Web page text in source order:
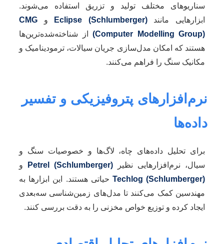
سناریوهای مختلف تولید و تزریق استفاده می‌شوند.
ابزارهایی مانندEclipse (Schlumberger) و CMG
(Computer Modelling Group) از شناخته‌شده‌ترین‌ها
هستند که امکان مدل‌سازی جریان سیالات، ترمودینامیک و
مکانیک سنگ را فراهم می‌کنند.
نرم‌افزارهای پتروفیزیکی و تفسیر
داده‌ها
برای تحلیل داده‌های چاه، لاگ‌ها و خصوصیات سنگ و
سیال، نرم‌افزارهایی نظیر Petrel (Schlumberger)
و
Techlog (Schlumberger) حیاتی هستند. این ابزارها به
مهندسین کمک می‌کنند تا مدل‌های زمین‌شناسی سه‌بعدی
ایجاد کرده و توزیع خواص مخزنی را به دقت بررسی کنند.